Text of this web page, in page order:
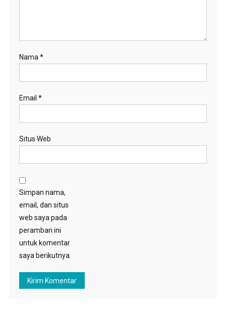
Nama*
Email *
Situs Web
Simpan nama,
email, dan situs
web saya pada
peramban ini
untuk komentar
saya berikutnya.